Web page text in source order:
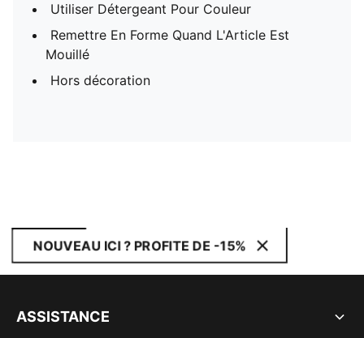
Utiliser Détergeant Pour Couleur
Remettre En Forme Quand L'Article Est
Mouillé
Hors décoration
NOUVEAU ICI ? PROFITE DE -15%
ASSISTANCE